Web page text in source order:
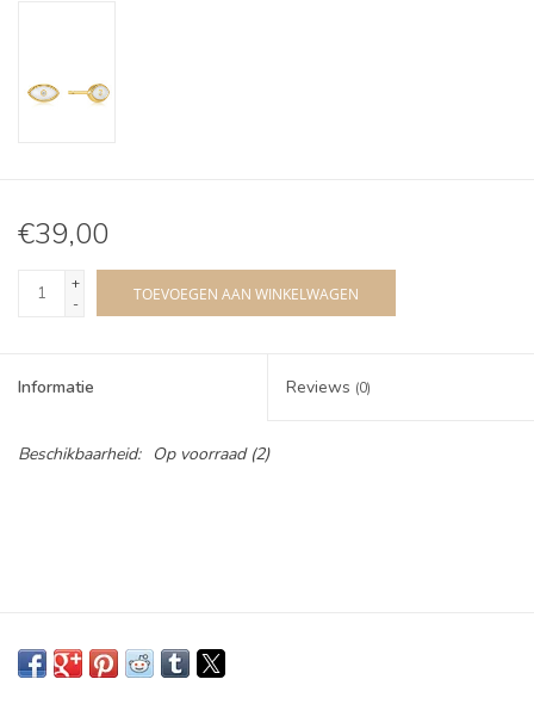
€39,00
+
-
TOEVOEGEN AAN WINKELWAGEN
Informatie Reviews (0)
Beschikbaarheid: Op voorraad(2)